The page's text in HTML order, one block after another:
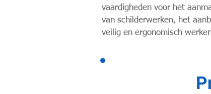
vaardigheden voor het
van schilderwerken, het
veilig en ergonomisch